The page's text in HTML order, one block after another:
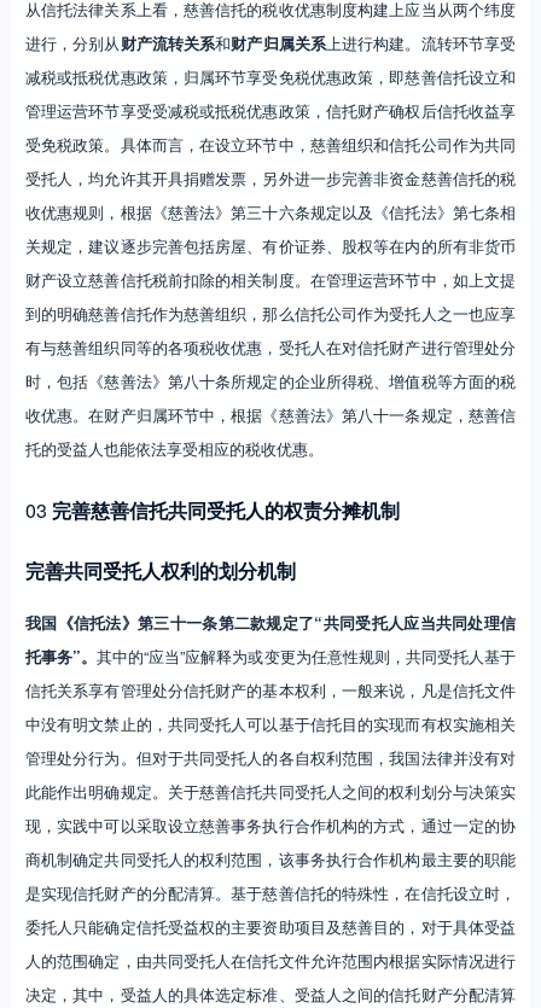
从信托法律关系上看，慈善信托的税收优惠制度构建上应当从两个纬度
进行，分别从财产流转关系和财产归属关系上进行构建。流转环节享受
减税或抵税优惠政策，归属环节享受免税优惠政策，即慈善信托设立和
管理运营环节享受受减税或抵税优惠政策，信托财产确权后信托收益享
受免税政策。具体而言，在设立环节中，慈善组织和信托公司作为共同
受托人，均允许其开具捐赠发票，另外进一步完善非资金慈善信托的税
收优惠规则，根据《慈善法》第三十六条规定以及《信托法》第七条相
关规定，建议逐步完善包括房屋、有价证券、股权等在内的所有非货币
财产设立慈善信托税前扣除的相关制度。在管理运营环节中，如上文提
到的明确慈善信托作为慈善组织，那么信托公司作为受托人之一也应享
有与慈善组织同等的各项税收优惠，受托人在对信托财产进行管理处分
时，包括《慈善法》第八十条所规定的企业所得税、增值税等方面的税
收优惠。在财产归属环节中，根据《慈善法》第八十一条规定，慈善信
托的受益人也能依法享受相应的税收优惠。
03 完善慈善信托共同受托人的权责分摊机制
完善共同受托人权利的划分机制
我国《信托法》第三十一条第二款规定了“共同受托人应当共同处理信
托事务”。其中的“应当”应解释为或变更为任意性规则，共同受托人基于
信托关系享有管理处分信托财产的基本权利，一般来说，凡是信托文件
中没有明文禁止的，共同受托人可以基于信托目的实现而有权实施相关
管理处分行为。但对于共同受托人的各自权利范围，我国法律并没有对
此能作出明确规定。关于慈善信托共同受托人之间的权利划分与决策实
现，实践中可以采取设立慈善事务执行合作机构的方式，通过一定的协
商机制确定共同受托人的权利范围，该事务执行合作机构最主要的职能
是实现信托财产的分配清算。基于慈善信托的特殊性，在信托设立时，
委托人只能确定信托受益权的主要资助项目及慈善目的，对于具体受益
人的范围确定，由共同受托人在信托文件允许范围内根据实际情况进行
决定，其中，受益人的具体选定标准、受益人之间的信托财产分配清算